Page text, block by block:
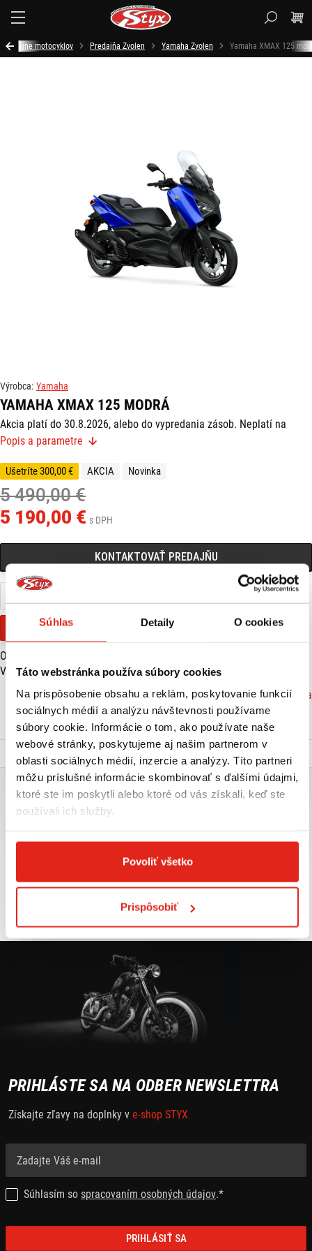
Súhlas Detaily O cookies
Táto webstránka používa súbory cookies
Na prispôsobenie obsahu a reklám, poskytovanie funkcií
sociálnych médií a analýzu návštevnosti používame
súbory cookie. Informácie o tom, ako používate naše
webové stránky, poskytujeme aj našim partnerom v
oblasti sociálnych médií, inzercie a analýzy. Títo partneri
môžu príslušné informácie skombinovať s ďalšími údajmi,
ktoré ste im poskytli alebo ktoré od vás získali, keď ste
používali ich služby.
Povoliť všetko
Prispôsobiť
Predajne motocyklov Predajňa Zvolen Yamaha Zvolen Yamaha XMAX 125
Výrobca: Yamaha
YAMAHA XMAX 125 MODRÁ
Akcia platí do 30.8.2026, alebo do vypredania zásob. Neplatí na
demo motocykle alebo inak už zľavnené motocykle.
https://www.yamaha-motor.eu/sk/sk/scooters/sport/pdp/xmax-
125/#2026-XMAX125A-DPBMC
Popis a parametre
Ušetríte 300,00 € AKCIA Novinka
5 490,00 €
5 190,00 € s DPH
KONTAKTOVAŤ PREDAJŇU
0915 332 153
Financovanie
Objem motora (cm3):
Výkon (kW): 9
Značka: Yamaha
VIAC O PRODUKTE
Popis a parametre
YAMAHA XMAX 125 MODRÁ
Akcia platí do 30.8.2026, alebo do vypredania zásob. Neplatí na demo
125/#2026-XMAX125A-DPBMC
PRIHLÁSTE SA NA ODBER NEWSLETTRA
Získajte zľavy na doplnky v e-shop STYX
Súhlasím so spracovaním osobných údajov.*
PRIHLÁSIŤ SA